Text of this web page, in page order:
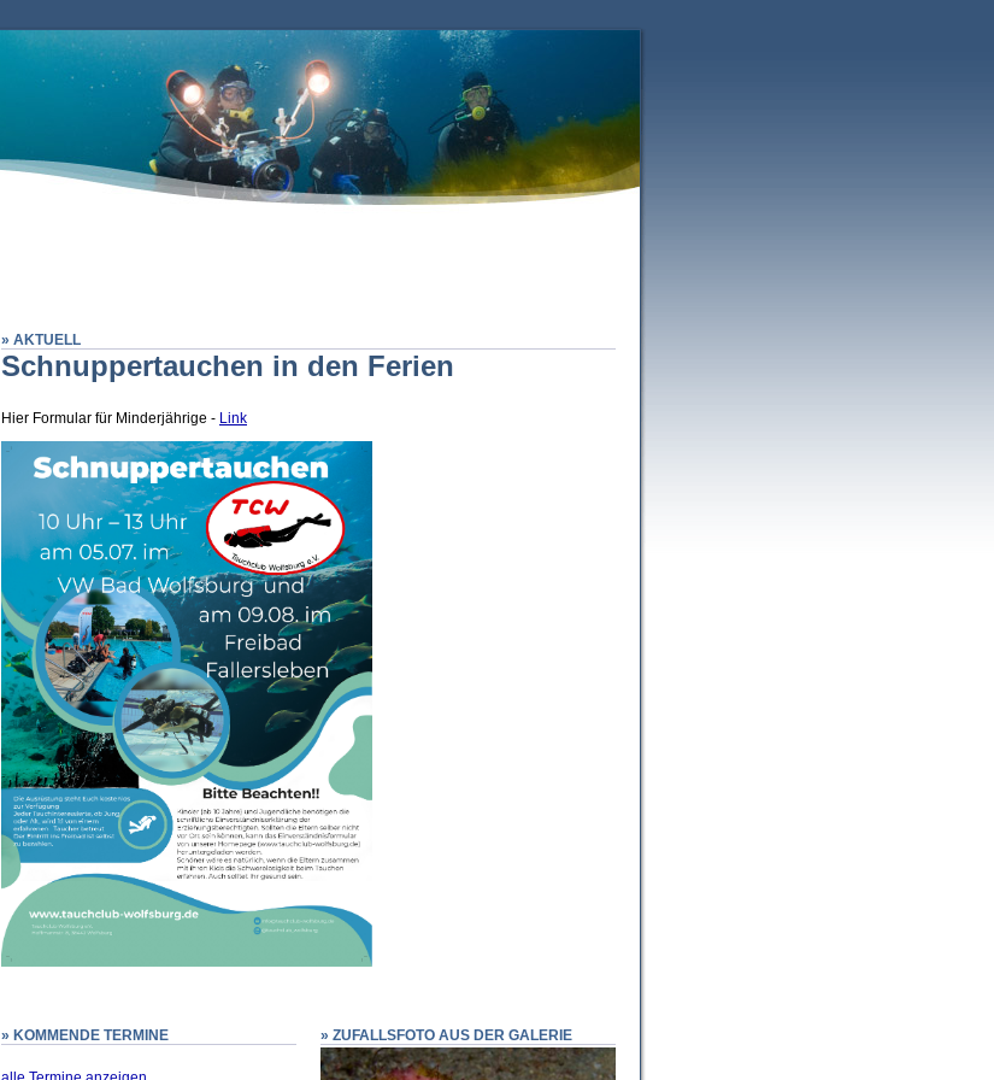
» AKTUELL
Schnuppertauchen in den Ferien
Hier Formular für Minderjährige - Link
» KOMMENDE TERMINE » ZUFALLSFOTO AUS DER GALERIE